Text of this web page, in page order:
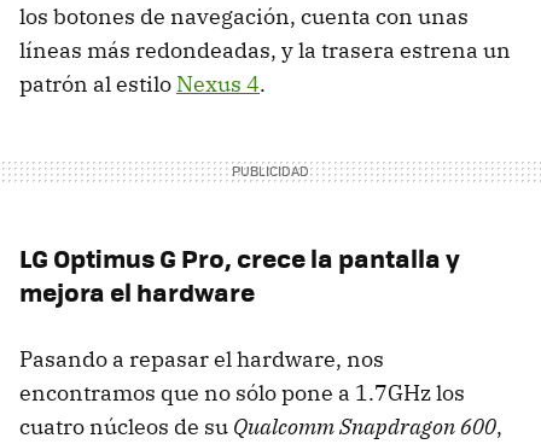
los botones de navegación, cuenta con unas
líneas más redondeadas, y la trasera estrena un
patrón al estilo Nexus 4.
LG Optimus G Pro, crece la pantalla y
mejora el hardware
Pasando a repasar el hardware, nos
encontramos que no sólo pone a 1.7GHz los
cuatro núcleos de su Qualcomm Snapdragon 600,